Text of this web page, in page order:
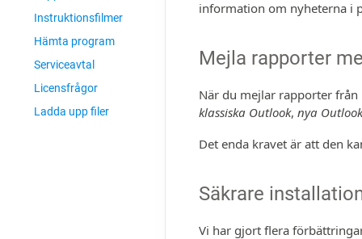
information om nyheterna i
Mejla rapporter
När du mejlar rapporter från
klassiska Outlook, nya Outlook
Det enda kravet är att den
Säkrare
Vi har gjort flera
Instruktions­filmer
Hämta program
Serviceavtal
Licensfrågor
Ladda upp filer